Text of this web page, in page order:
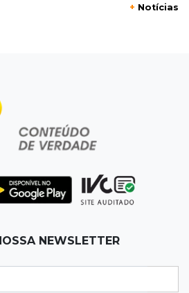
fazenda com diques
por falha na proteção
morte de adolescente
registradas e amplia
em 67%
+ Notícias
NEWSLETTER